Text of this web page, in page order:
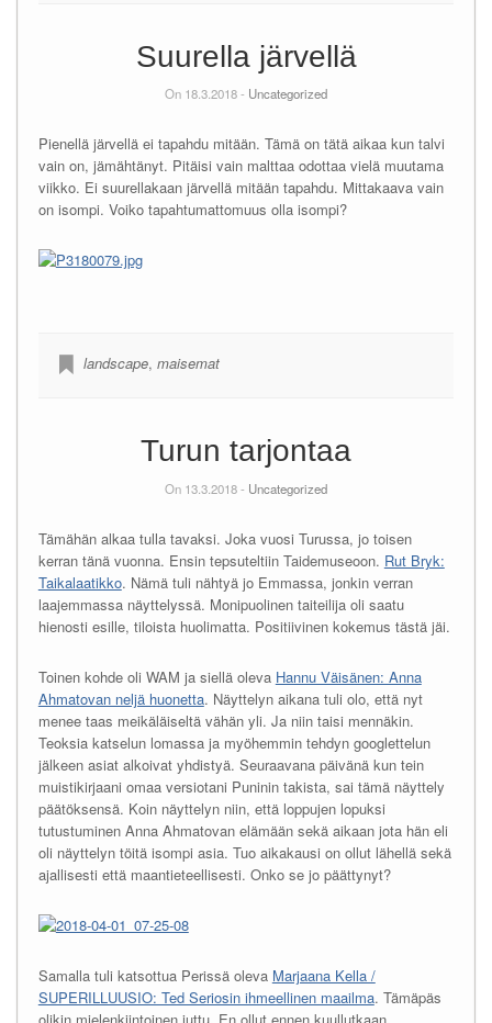
Suurella järvellä
On 18.3.2018 - Uncategorized
Pienellä järvellä ei tapahdu mitään. Tämä on tätä aikaa kun talvi
vain on, jämähtänyt. Pitäisi vain malttaa odottaa vielä muutama
viikko. Ei suurellakaan järvellä mitään tapahdu. Mittakaava vain
on isompi. Voiko tapahtumattomuus olla isompi?
landscape, maisemat
Turun tarjontaa
On 13.3.2018 - Uncategorized
Tämähän alkaa tulla tavaksi. Joka vuosi Turussa, jo toisen
kerran tänä vuonna. Ensin tepsuteltiin Taidemuseoon. Rut Bryk:
Taikalaatikko. Nämä tuli nähtyä jo Emmassa, jonkin verran
laajemmassa näyttelyssä. Monipuolinen taiteilija oli saatu
hienosti esille, tiloista huolimatta. Positiivinen kokemus tästä jäi.
Toinen kohde oli WAM ja siellä oleva Hannu Väisänen: Anna
Ahmatovan neljä huonetta. Näyttelyn aikana tuli olo, että nyt
menee taas meikäläiseltä vähän yli. Ja niin taisi mennäkin.
Teoksia katselun lomassa ja myöhemmin tehdyn googlettelun
jälkeen asiat alkoivat yhdistyä. Seuraavana päivänä kun tein
muistikirjaani omaa versiotani Puninin takista, sai tämä näyttely
päätöksensä. Koin näyttelyn niin, että loppujen lopuksi
tutustuminen Anna Ahmatovan elämään sekä aikaan jota hän eli
oli näyttelyn töitä isompi asia. Tuo aikakausi on ollut lähellä sekä
ajallisesti että maantieteellisesti. Onko se jo päättynyt?
Samalla tuli katsottua Perissä oleva Marjaana Kella /
SUPERILLUUSIO: Ted Seriosin ihmeellinen maailma. Tämäpäs
olikin mielenkiintoinen juttu. En ollut ennen kuullutkaan.